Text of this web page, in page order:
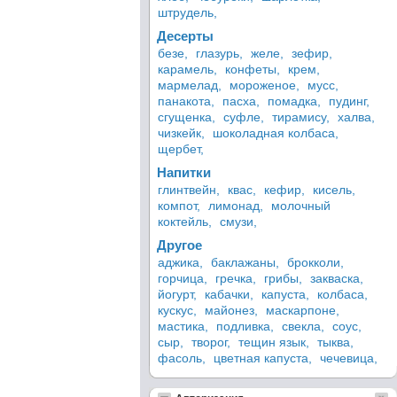
штрудель,
Десерты
безе, глазурь, желе,
зефир,
карамель,
конфеты,
крем,
мармелад,
мороженое,
мусс,
панакота,
пасха, помадка,
пудинг,
сгущенка,
суфле, тирамису,
халва,
чизкейк,
шоколадная колбаса,
щербет,
Напитки
глинтвейн, квас, кефир,
кисель,
компот,
лимонад,
молочный
коктейль,
смузи,
Другое
аджика, баклажаны,
брокколи,
горчица,
гречка, грибы,
закваска,
йогурт,
кабачки, капуста,
колбаса,
кускус,
майонез,
маскарпоне,
мастика,
подливка, свекла,
соус,
сыр,
творог, тещин язык,
тыква,
фасоль,
цветная капуста, чечевица,